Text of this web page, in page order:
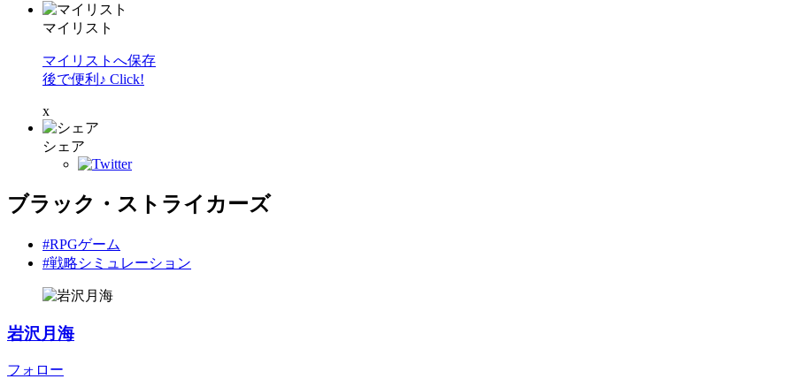
マイリスト
マイリストへ保存
後で便利♪ Click!
x
シェア
ブラック・ストライカーズ
#RPGゲーム
#戦略シミュレーション
岩沢月海
フォロー